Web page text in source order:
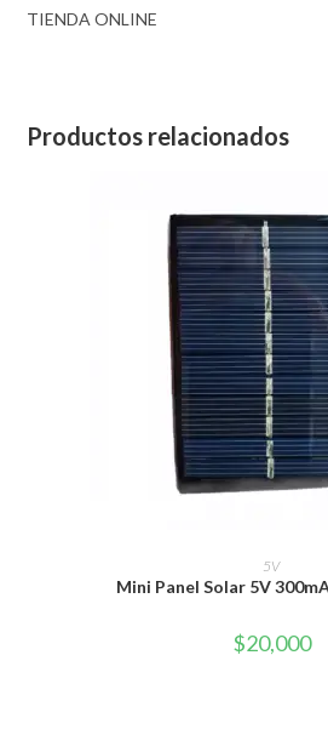
TIENDA ONLINE
Productos relacionados
AÑADIR AL
5V
Mini Panel Solar 5V
$20,000